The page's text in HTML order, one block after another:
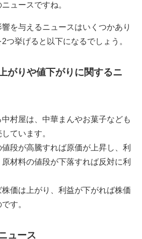
ュースですね。
を与えるニュースはいくつかあり
つ挙げると以下になるでしょう。
がりや値下がりに関するニ
村屋は、中華まんやお菓子なども
ています。
段が高騰すれば原価が上昇し、利
材料の値段が下落すれば反対に利
価は上がり、利益が下がれば株価
す。
ュース